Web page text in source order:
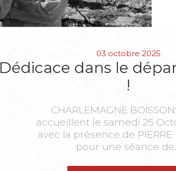
03 octobre 2025
Dédicace dans le
!
CHARLEMAGNE
accueillent le samedi 25
avec la présence de PIERRE
pour une séance